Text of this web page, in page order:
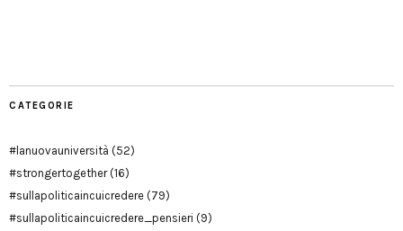
CATEGORIE
#lanuovauniversità (52)
#strongertogether(16)
#sullapoliticaincuicredere (79)
#sullapoliticaincuicredere_pensieri (9)